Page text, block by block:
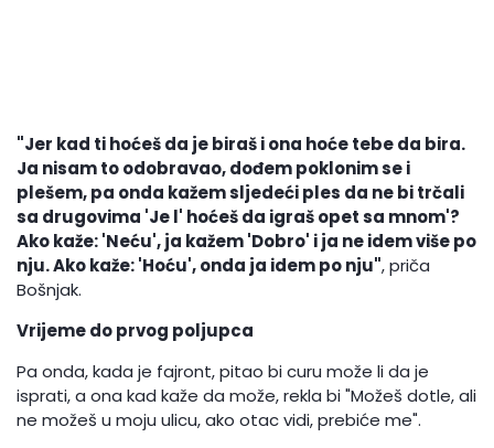
"Jer kad ti hoćeš da je biraš i ona hoće tebe da bira.
Ja nisam to odobravao, dođem poklonim se i
plešem, pa onda kažem sljedeći ples da ne bi trčali
sa drugovima 'Je l' hoćeš da igraš opet sa mnom'?
Ako kaže: 'Neću', ja kažem 'Dobro' i ja ne idem više po
nju. Ako kaže: 'Hoću', onda ja idem po nju", priča
Bošnjak.
Vrijeme do prvog poljupca
Pa onda, kada je fajront, pitao bi curu može li da je
isprati, a ona kad kaže da može, rekla bi "Možeš dotle, ali
ne možeš u moju ulicu, ako otac vidi, prebiće me".